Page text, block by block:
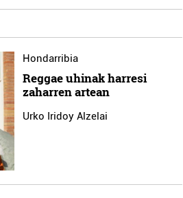
Hondarribia
Reggae uhinak harresi
zaharren artean
Urko Iridoy Alzelai